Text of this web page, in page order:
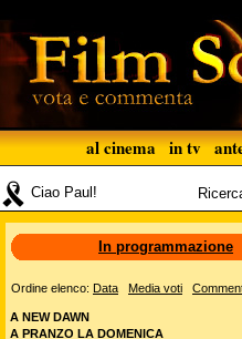
al cinema in tv
Ciao Paul!
In programmazione
Ordine elenco: Data Media voti
A NEW DAWN
A PRANZO LA DOMENICA